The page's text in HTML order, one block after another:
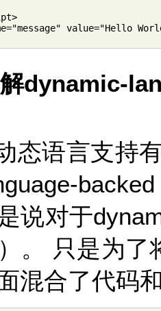
value="Hello
dynamic-
态语言支持
说对于
。 只是为了
混合了代码